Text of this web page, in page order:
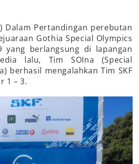
Dalam Pertandingan perebutan
Gothia Special Olympics
berlangsung di lapangan
lalu, Tim SOIna (Special
berhasil mengalahkan Tim SKF
1 – 3.